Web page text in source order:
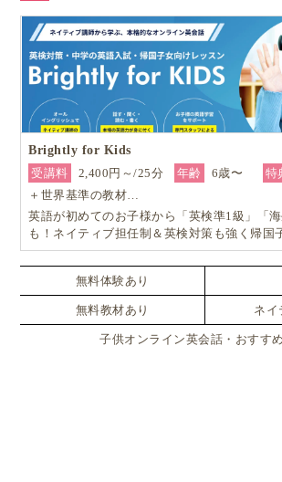
するくらい、私の周りはみんな帝王切
当時、私はフランス在住時に「母」
の影響で、ハードコアな自然派になっ
ラジルのこの現状が空恐ろしくなりま
帝王切開はもちろん、会陰切開、吸引
介入のないお産をしたい、できれば
思っていたのです。
医療に頼る人が多いブラジル人
もちろん様々な理由で、長い陣痛のあ
になったりするケースもあるのですが
Brightly for Kids
受講料
2,400円～/25分 年齢 6歳〜 特
＋世界基準の教材…
英語が初めてのお子様から「英検準1級」「
も！ネイティブ担任制＆英検対策も強く帰
小学生からの4技能本格英会話『Brightly for
ー』
無料体験あり
無料教材あり ネイ
子供オンライン英会話・おすす